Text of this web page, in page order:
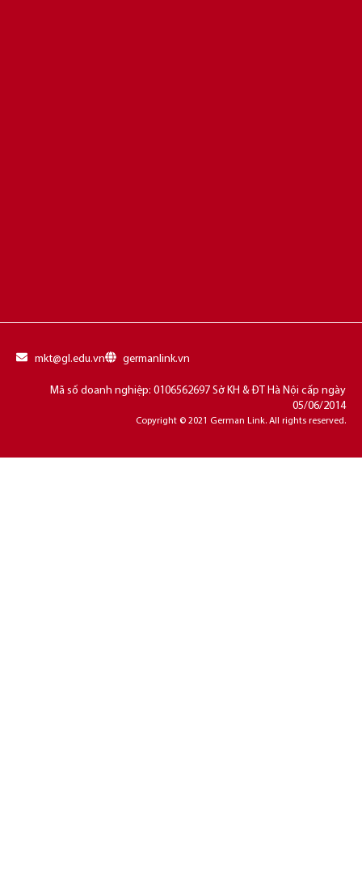
mkt@gl.edu.vn germanlink.vn
Mã số doanh nghiệp: 0106562697 Sở KH & ĐT Hà Nội cấp ngày
05/06/2014
Copyright © 2021 German Link. All rights reserved.